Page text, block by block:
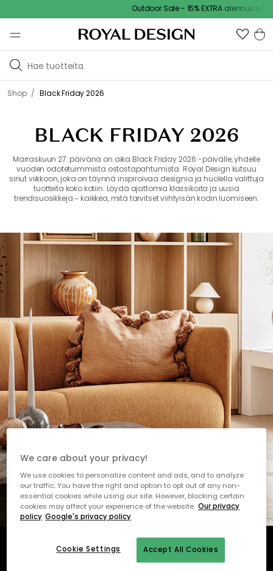
Outdoor Sale - 15% EXTRA alennus koodilla
Shop / Black Friday 2026
BLACK FRIDAY 2026
Marraskuun 27. päivänä on aika Black Friday 2026 -päivälle, yhdelle
vuoden odotetuimmista ostostapahtumista. Royal Design kutsuu
sinut viikkoon, joka on täynnä inspiroivaa designia ja huolella valittuja
tuotteita koko kotiin. Löydä ajattomia klassikoita ja uusia
trendisuosikkeja – kaikkea, mitä tarvitset viihtyisän kodin luomiseen.
110 päivää 13 14 min 4 s
We care about your privacy!
We use cookies to personalize content and ads, and to analyze
our traffic. You have the right and option to opt out of any non-
essential cookies while using our site. However, blocking certain
cookies may affect your experience of the website. Our privacy
policy Google's privacy policy
Accept All Cookies
Cookie Settings